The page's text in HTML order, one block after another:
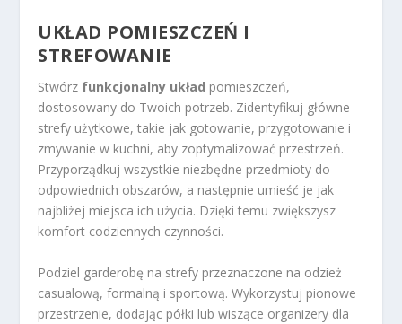
UKŁAD POMIESZCZEŃ I
STREFOWANIE
Stwórz funkcjonalny układ pomieszczeń,
dostosowany do Twoich potrzeb. Zidentyfikuj główne
strefy użytkowe, takie jak gotowanie, przygotowanie i
zmywanie w kuchni, aby zoptymalizować przestrzeń.
Przyporządkuj wszystkie niezbędne przedmioty do
odpowiednich obszarów, a następnie umieść je jak
najbliżej miejsca ich użycia. Dzięki temu zwiększysz
komfort codziennych czynności.
Podziel garderobę na strefy przeznaczone na odzież
casualową, formalną i sportową. Wykorzystuj pionowe
przestrzenie, dodając półki lub wiszące organizery dla